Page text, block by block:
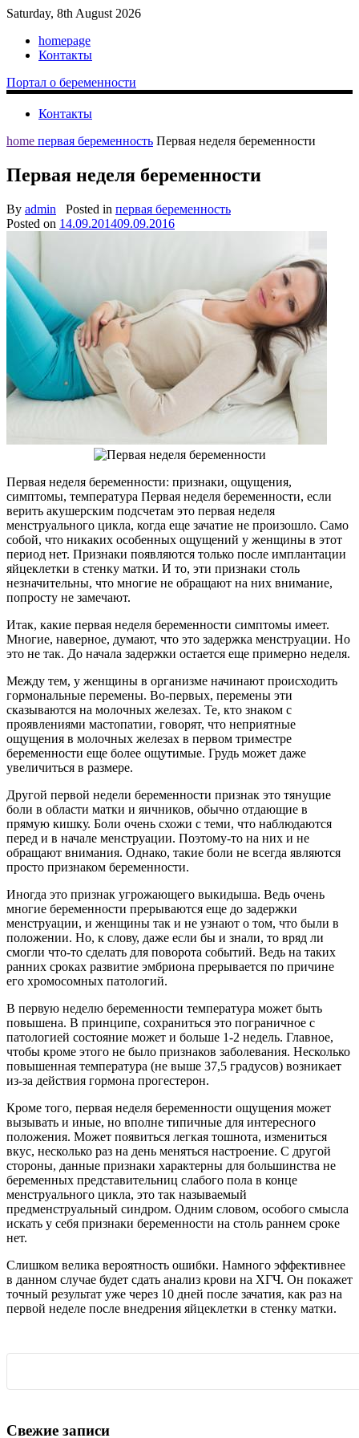
Saturday, 8th August 2026
homepage
Контакты
Портал о беременности
Контакты
home первая беременность Первая неделя беременности
Первая неделя беременности
By admin Posted in первая беременность
Posted on 14.09.201409.09.2016
Первая неделя беременности: признаки, ощущения,
симптомы, температура Первая неделя беременности, если
верить акушерским подсчетам это первая неделя
менструального цикла, когда еще зачатие не произошло. Само
собой, что никаких особенных ощущений у женщины в этот
период нет. Признаки появляются только после имплантации
яйцеклетки в стенку матки. И то, эти признаки столь
незначительны, что многие не обращают на них внимание,
попросту не замечают.
Итак, какие первая неделя беременности симптомы имеет.
Многие, наверное, думают, что это задержка менструации. Но
это не так. До начала задержки остается еще примерно неделя.
Между тем, у женщины в организме начинают происходить
гормональные перемены. Во-первых, перемены эти
сказываются на молочных железах. Те, кто знаком с
проявлениями мастопатии, говорят, что неприятные
ощущения в молочных железах в первом триместре
беременности еще более ощутимые. Грудь может даже
увеличиться в размере.
Другой первой недели беременности признак это тянущие
боли в области матки и яичников, обычно отдающие в
прямую кишку. Боли очень схожи с теми, что наблюдаются
перед и в начале менструации. Поэтому-то на них и не
обращают внимания. Однако, такие боли не всегда являются
просто признаком беременности.
Иногда это признак угрожающего выкидыша. Ведь очень
многие беременности прерываются еще до задержки
менструации, и женщины так и не узнают о том, что были в
положении. Но, к слову, даже если бы и знали, то вряд ли
смогли что-то сделать для поворота событий. Ведь на таких
ранних сроках развитие эмбриона прерывается по причине
его хромосомных патологий.
В первую неделю беременности температура может быть
повышена. В принципе, сохраниться это пограничное с
патологией состояние может и больше 1-2 недель. Главное,
чтобы кроме этого не было признаков заболевания. Несколько
повышенная температура (не выше 37,5 градусов) возникает
из-за действия гормона прогестерон.
Кроме того, первая неделя беременности ощущения может
вызывать и иные, но вполне типичные для интересного
положения. Может появиться легкая тошнота, измениться
вкус, несколько раз на день меняться настроение. С другой
стороны, данные признаки характерны для большинства не
беременных представительниц слабого пола в конце
менструального цикла, это так называемый
предменструальный синдром. Одним словом, особого смысла
искать у себя признаки беременности на столь раннем сроке
нет.
Слишком велика вероятность ошибки. Намного эффективнее
в данном случае будет сдать анализ крови на ХГЧ. Он покажет
точный результат уже через 10 дней после зачатия, как раз на
первой неделе после внедрения яйцеклетки в стенку матки.
Свежие записи